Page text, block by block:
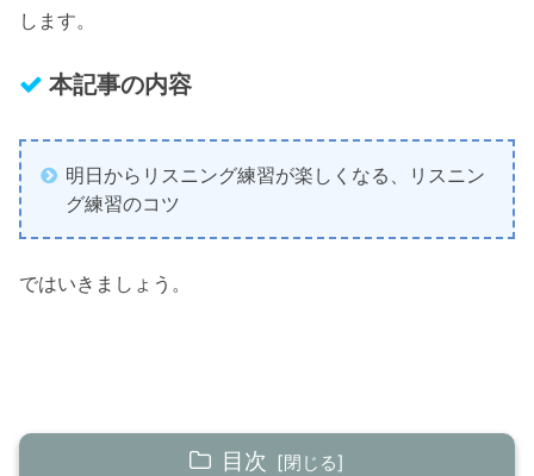
します。
本記事の内容
明日からリスニング練習が楽しくなる、リスニン
グ練習のコツ
ではいきましょう。
目次